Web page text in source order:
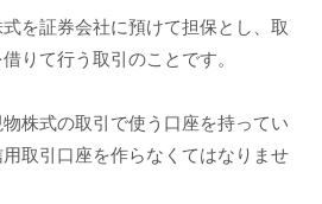
を証券会社に預けて担保とし、取
りて行う取引のことです。
株式の取引で使う口座を持ってい
取引口座を作らなくてはなりませ